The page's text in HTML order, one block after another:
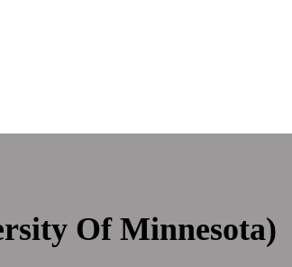
Of Minnesota)